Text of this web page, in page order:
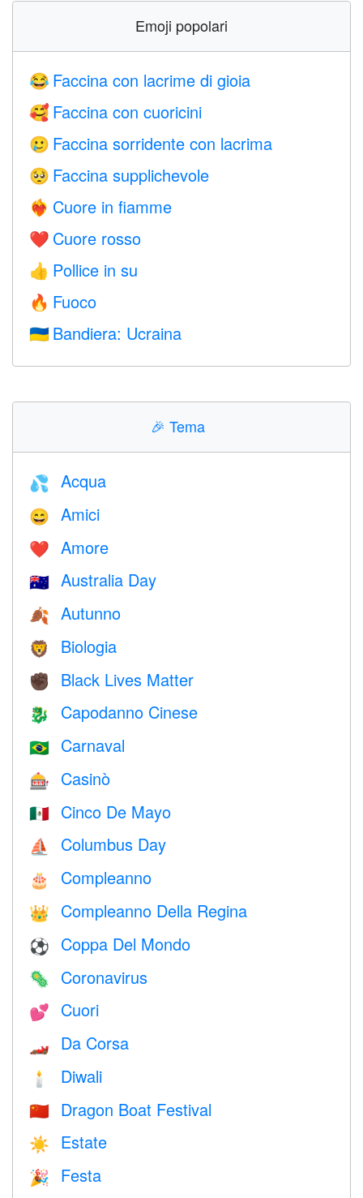
Emoji popolari
😂 Faccina con lacrime di gioia
🥰 Faccina con cuoricini
🥲 Faccina sorridente con lacrima
🥺 Faccina supplichevole
❤️‍🔥 Cuore in fiamme
❤️ Cuore rosso
👍 Pollice in su
🔥 Fuoco
🇺🇦 Bandiera: Ucraina
🎉 Tema
💦 Acqua
😄 Amici
❤️️ Amore
🇦🇺 Australia Day
🍂 Autunno
🦁 Biologia
✊🏿 Black Lives Matter
🐉 Capodanno Cinese
🇧🇷 Carnaval
🎰 Casinò
🇲🇽 Cinco De Mayo
⛵️ Columbus Day
🎂 Compleanno
👑 Compleanno Della Regina
⚽ Coppa Del Mondo
🦠 Coronavirus
💕 Cuori
🏎 Da Corsa
🕯 Diwali
🇨🇳 Dragon Boat Festival
☀️ Estate
🎉
Festa